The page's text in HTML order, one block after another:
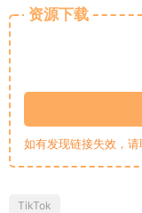
资源下载
如有发现链接失效，请
TikTok